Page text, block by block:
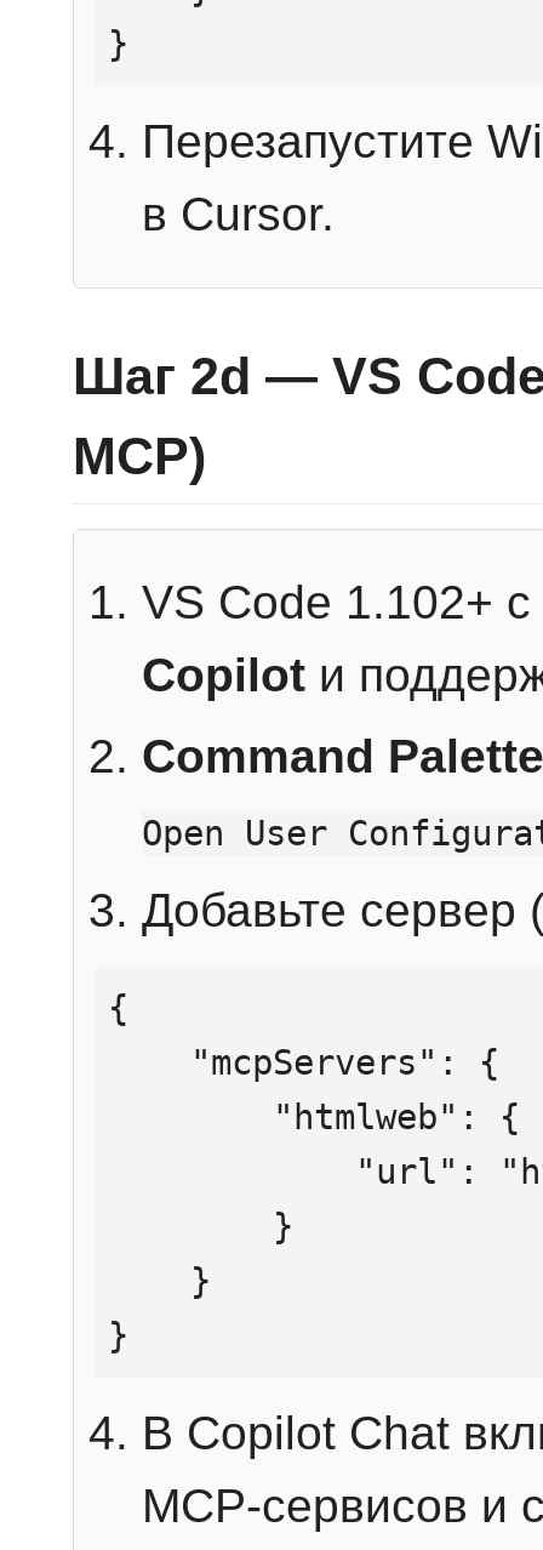
}
Перезапустите
в Cursor.
Шаг 2d — VS
MCP)
VS Code 1.102+
Copilot и
Command Palette
Open User
Добавьте сервер
{
}
В Copilot Chat
MCP-сервисов и